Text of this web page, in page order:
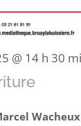
@ 14 h 30
Wacheux